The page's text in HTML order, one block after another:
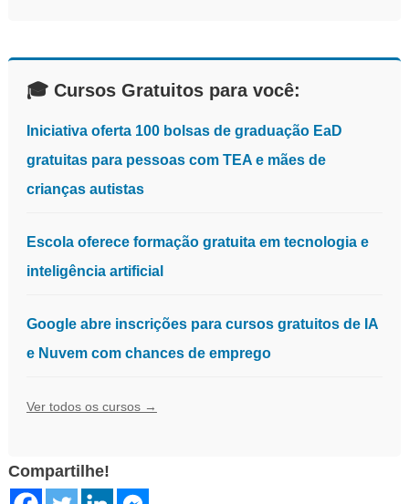
🎓 Cursos Gratuitos para você:
Iniciativa oferta 100 bolsas de graduação EaD
gratuitas para pessoas com TEA e mães de
crianças autistas
Escola oferece formação gratuita em tecnologia e
inteligência artificial
Google abre inscrições para cursos gratuitos de IA
e Nuvem com chances de emprego
Ver todos os cursos →
Compartilhe!